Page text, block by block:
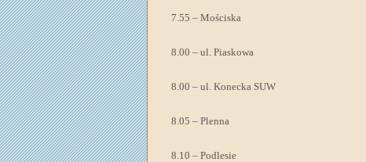
7.55 – Mościska
8.00 – ul. Piaskowa
8.00 – ul. Konecka SUW
8.05 – Plenna
8.10 – Podlesie